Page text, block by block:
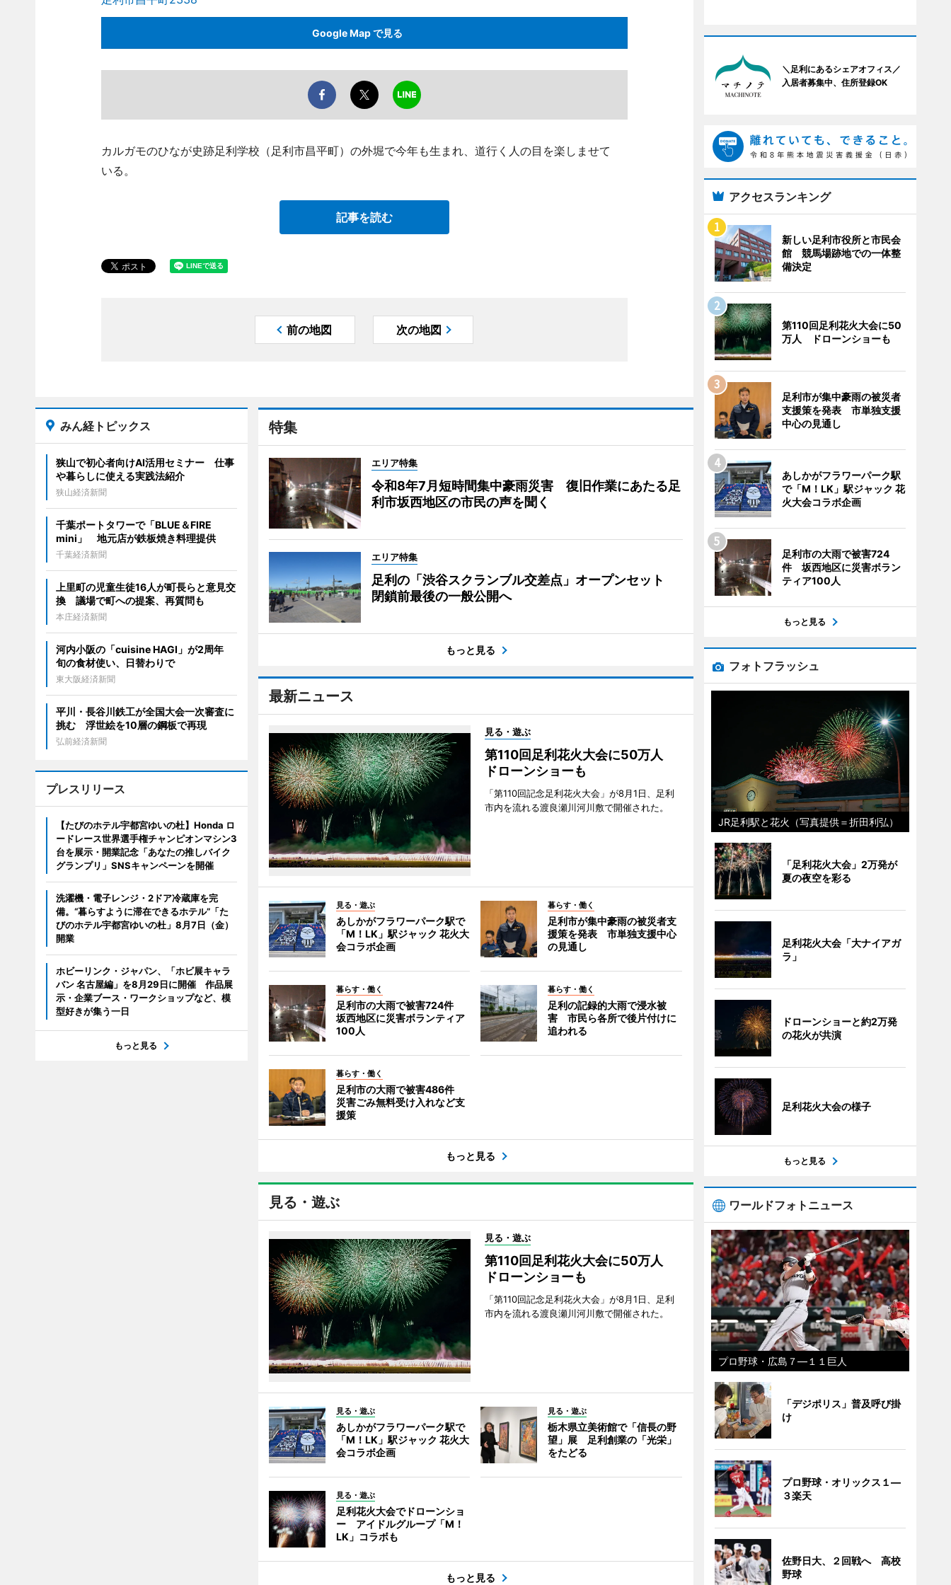
Google Map で見る
カルガモのひなが史跡足利学校（足利市昌平町）の外堀で今年も生まれ、道行く人の目を楽しませて
いる。
記事を読む
前の地図 次の地図
特集
エリア特集
令和8年7月短時間集中豪雨災害 復旧作業にあたる足
利市坂西地区の市民の声を聞く
エリア特集
足利の「渋谷スクランブル交差点」オープンセット
閉鎖前最後の一般公開へ
もっと見る
最新ニュース
見る・遊ぶ
第110回足利花火大会に50万人
ドローンショーも
「第110回記念足利花火大会」が8月1日、足利
市内を流れる渡良瀬川河川敷で開催された。
見る・遊ぶ
あしかがフラワーパーク駅で
「M！LK」駅ジャック 花火大
会コラボ企画
暮らす・働く
足利市が集中豪雨の被災者支
援策を発表 市単独支援中心
の見通し
暮らす・働く
足利市の大雨で被害724件
坂西地区に災害ボランティア
100人
暮らす・働く
足利の記録的大雨で浸水被
害 市民ら各所で後片付けに
追われる
暮らす・働く
足利市の大雨で被害486件
災害ごみ無料受け入れなど支
援策
もっと見る
見る・遊ぶ
見る・遊ぶ
第110回足利花火大会に50万人
ドローンショーも
「第110回記念足利花火大会」が8月1日、足利
市内を流れる渡良瀬川河川敷で開催された。
見る・遊ぶ
あしかがフラワーパーク駅で
「M！LK」駅ジャック 花火大
会コラボ企画
見る・遊ぶ
栃木県立美術館で「信長の野
望」展 足利創業の「光栄」
をたどる
見る・遊ぶ
足利花火大会でドローンショ
ー アイドルグループ「M！
LK」コラボも
もっと見る
みん経トピックス
狭山で初心者向けAI活用セミナー 仕事
や暮らしに使える実践法紹介
狭山経済新聞
千葉ポートタワーで「BLUE＆FIRE
mini」 地元店が鉄板焼き料理提供
千葉経済新聞
上里町の児童生徒16人が町長らと意見交
換 議場で町への提案、再質問も
本庄経済新聞
河内小阪の「cuisine HAGI」が2周年
旬の食材使い、日替わりで
東大阪経済新聞
平川・長谷川鉄工が全国大会一次審査に
挑む 浮世絵を10層の鋼板で再現
弘前経済新聞
プレスリリース
【たびのホテル宇都宮ゆいの杜】Honda ロ
ードレース世界選手権チャンピオンマシン3
台を展示・開業記念「あなたの推しバイク
グランプリ」SNSキャンペーンを開催
洗濯機・電子レンジ・2ドア冷蔵庫を完
備。“暮らすように滞在できるホテル”「た
びのホテル宇都宮ゆいの杜」8月7日（金）
開業
ホビーリンク・ジャパン、「ホビ展キャラ
バン 名古屋編」を8月29日に開催 作品展
示・企業ブース・ワークショップなど、模
型好きが集う一日
もっと見る
＼足利にあるシェアオフィス／
入居者募集中、住所登録OK
アクセスランキング
新しい足利市役所と市民会
館 競馬場跡地での一体整
備決定
第110回足利花火大会に50
万人 ドローンショーも
足利市が集中豪雨の被災者
支援策を発表 市単独支援
中心の見通し
あしかがフラワーパーク駅
で「M！LK」駅ジャック 花
火大会コラボ企画
足利市の大雨で被害724
件 坂西地区に災害ボラン
ティア100人
もっと見る
フォトフラッシュ
JR足利駅と花火（写真提供＝折田利弘）
「足利花火大会」2万発が
夏の夜空を彩る
足利花火大会「大ナイアガ
ラ」
ドローンショーと約2万発
の花火が共演
足利花火大会の様子
もっと見る
ワールドフォトニュース
プロ野球・広島７―１１巨人
「デジポリス」普及呼び掛
け
プロ野球・オリックス１―
３楽天
佐野日大、２回戦へ 高校
野球